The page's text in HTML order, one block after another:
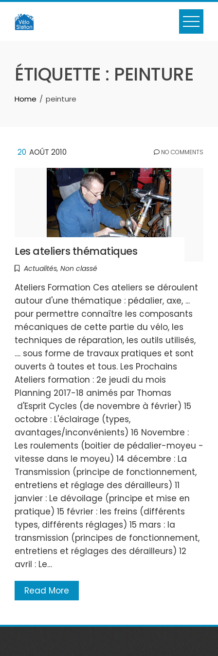
Skip
content
ÉTIQUETTE : PEINTURE
Home peinture
20 AOÛT 2010 NO COMMENTS
Les ateliers thématiques
Actualités, Non classé
Ateliers Formation Ces ateliers se déroulent
autour d'une thématique : pédalier, axe, ...
pour permettre connaître les composants
mécaniques de cette partie du vélo, les
techniques de réparation, les outils utilisés,
.... sous forme de travaux pratiques et sont
ouverts à toutes et tous. Les Prochains
Ateliers formation : 2e jeudi du mois
Planning 2017-18 animés par Thomas
d'Esprit Cycles (de novembre à février) 15
octobre : L'éclairage (types,
avantages/inconvénients) 16 Novembre :
Les roulements (boitier de pédalier-moyeu -
vitesse dans le moyeu) 14 décembre : La
Transmission (principe de fonctionnement,
entretiens et réglage des dérailleurs) 11
janvier : Le dévoilage (principe et mise en
pratique) 15 février : les freins (différents
types, différents réglages) 15 mars : la
transmission (principes de fonctionnement,
entretiens et réglages des dérailleurs) 12
avril : Le…
Read More